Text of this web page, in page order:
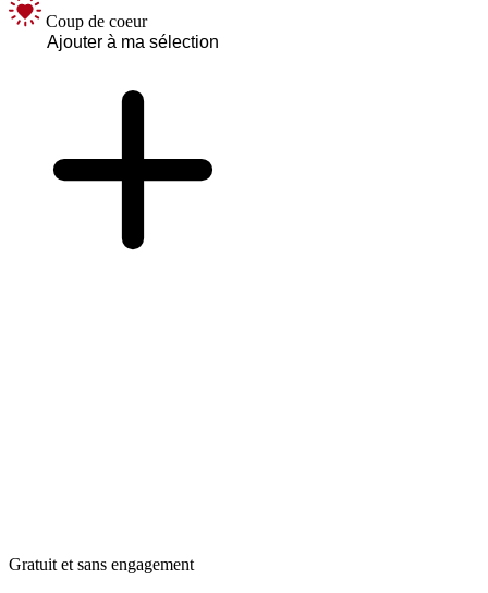
Coup de coeur
Ajouter à ma sélection
Gratuit et sans engagement